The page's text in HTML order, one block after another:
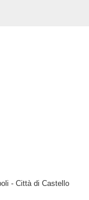
- Città di Castello